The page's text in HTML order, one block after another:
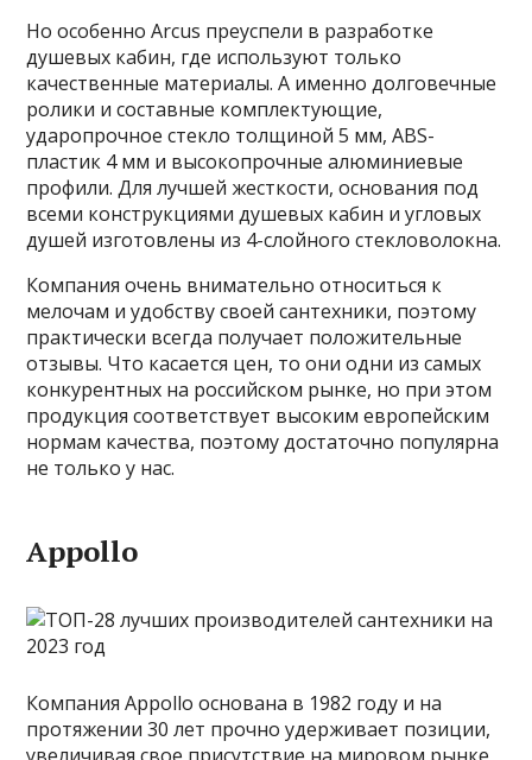
Но особенно Arcus преуспели в разработке
душевых кабин, где используют только
качественные материалы. А именно долговечные
ролики и составные комплектующие,
ударопрочное стекло толщиной 5 мм, ABS-
пластик 4 мм и высокопрочные алюминиевые
профили. Для лучшей жесткости, основания под
всеми конструкциями душевых кабин и угловых
душей изготовлены из 4-слойного стекловолокна.
Компания очень внимательно относиться к
мелочам и удобству своей сантехники, поэтому
практически всегда получает положительные
отзывы. Что касается цен, то они одни из самых
конкурентных на российском рынке, но при этом
продукция соответствует высоким европейским
нормам качества, поэтому достаточно популярна
не только у нас.
Appollo
Компания Appollo основана в 1982 году и на
протяжении 30 лет прочно удерживает позиции,